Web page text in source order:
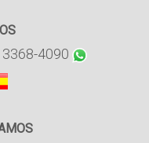
3368-4090